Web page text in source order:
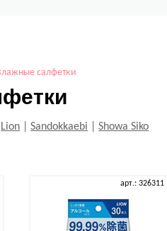
салфетки
Lion |Sandokkaebi |Showa Siko
арт.: 326311